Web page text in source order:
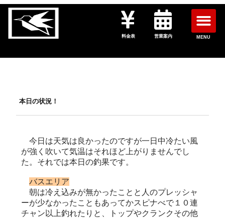
料金表 営業案内 MENU
本日の状況！
今日は天気は良かったのですが一日中冷たい風
が強く吹いて気温はそれほど上がりませんでし
た。それでは本日の釣果です。
バスエリア
朝は冷え込みが無かったことと人のプレッシャ
ーが少なかったこともあってかスピナべで１０連
チャン以上釣れたりと、トップやクランクその他